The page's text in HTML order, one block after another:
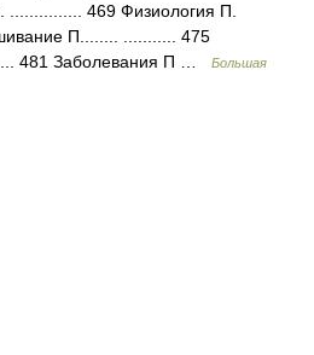
............... 469 Физиология П.
П........ ........... 475
481 Заболевания П …
Большая